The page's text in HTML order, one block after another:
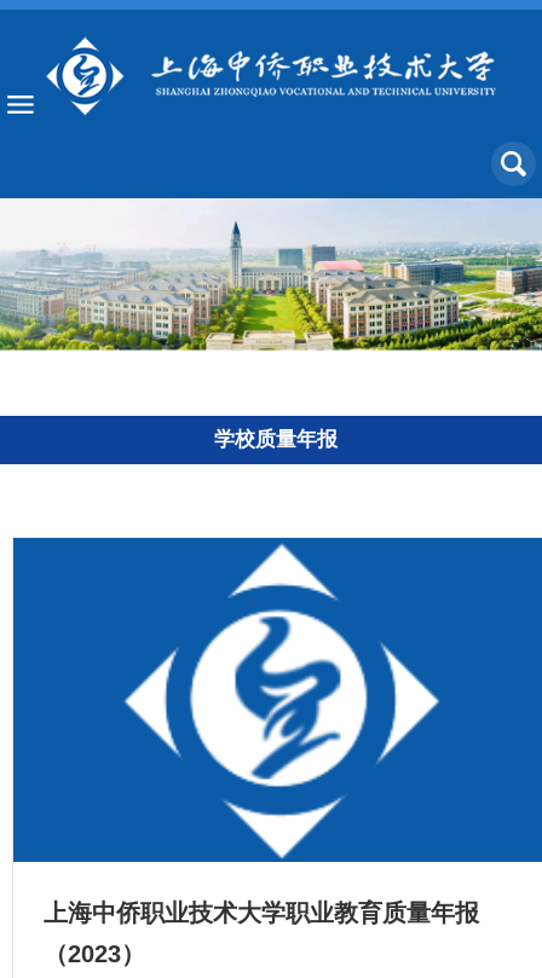
学校质量年报
上海中侨职业技术大学职业教育质量年报
（2023）